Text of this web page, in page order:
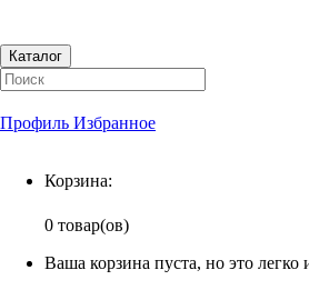
Каталог
Профиль Избранное
Корзина:
0 товар(ов)
Ваша корзина пуста, но это легко